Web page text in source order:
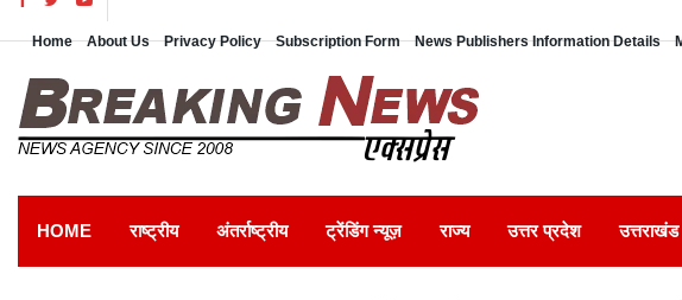
Home About Us Privacy Policy Subscription Form News Publishers Information Details
HOME राष्ट्रीय अंतर्राष्ट्रीय ट्रेंडिंग न्यूज़ राज्य उत्तर प्रदेश उत्तराखंड